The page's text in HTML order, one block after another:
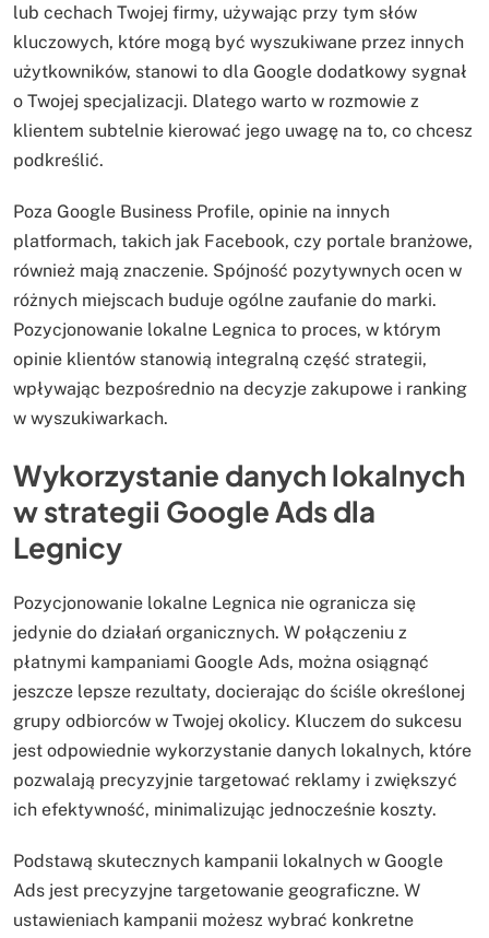
lub cechach Twojej firmy, używając przy tym słów
kluczowych, które mogą być wyszukiwane przez innych
użytkowników, stanowi to dla Google dodatkowy sygnał
o Twojej specjalizacji. Dlatego warto w rozmowie z
klientem subtelnie kierować jego uwagę na to, co chcesz
podkreślić.
Poza Google Business Profile, opinie na innych
platformach, takich jak Facebook, czy portale branżowe,
również mają znaczenie. Spójność pozytywnych ocen w
różnych miejscach buduje ogólne zaufanie do marki.
Pozycjonowanie lokalne Legnica to proces, w którym
opinie klientów stanowią integralną część strategii,
wpływając bezpośrednio na decyzje zakupowe i ranking
w wyszukiwarkach.
Wykorzystanie danych lokalnych
w strategii Google Ads dla
Legnicy
Pozycjonowanie lokalne Legnica nie ogranicza się
jedynie do działań organicznych. W połączeniu z
płatnymi kampaniami Google Ads, można osiągnąć
jeszcze lepsze rezultaty, docierając do ściśle określonej
grupy odbiorców w Twojej okolicy. Kluczem do sukcesu
jest odpowiednie wykorzystanie danych lokalnych, które
pozwalają precyzyjnie targetować reklamy i zwiększyć
ich efektywność, minimalizując jednocześnie koszty.
Podstawą skutecznych kampanii lokalnych w Google
Ads jest precyzyjne targetowanie geograficzne. W
ustawieniach kampanii możesz wybrać konkretne